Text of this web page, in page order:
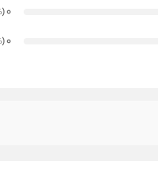
0
(0
0
(0